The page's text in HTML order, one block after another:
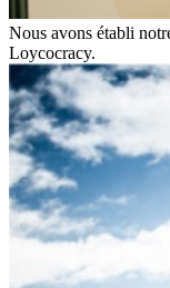
Nous avons établi
Loycocracy.